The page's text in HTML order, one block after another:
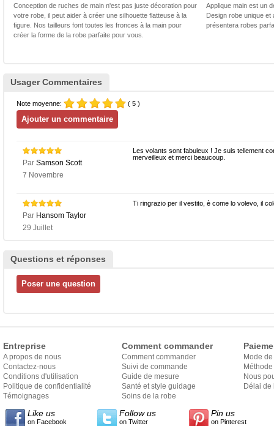
Conception de ruches de main n'est pas juste décoration pour
votre robe, il peut aider à créer une silhouette flatteuse à la
figure. Nos tailleurs font toutes les fronces à la main pour
créer la forme de la robe parfaite pour vous.
Applique main est un
Design robe unique et
présentera robes
Usager Commentaires
Note moyenne: ( 5 )
Par Samson Scott
7 Novembre
Les volants sont fabuleux ! Je suis tellement
merveilleux et merci beaucoup.
Par Hansom Taylor
29 Juillet
Ti ringrazio per il vestito, è come lo volevo, il
Questions et réponses
Entreprise
A propos de nous
Contactez-nous
Conditions d'utilisation
Politique de confidentialité
Témoignages
Comment commander
Comment commander
Suivi de commande
Guide de mesure
Santé et style guidage
Soins de la robe
Mode
Nous
Délai de
Like us
on Facebook
Follow us
on Twitter
Pin us
on Pinterest